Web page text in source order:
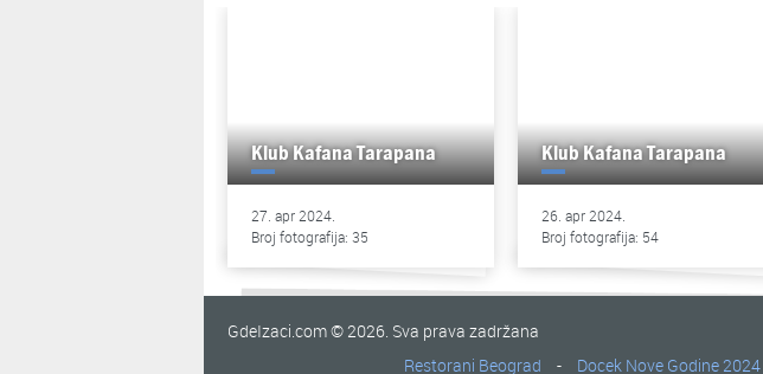
Klub Kafana Tarapana
27. apr 2024.
Broj fotografija: 35
Klub Kafana Tarapana
26. apr 2024.
Broj fotografija: 54
GdeIzaci.com © 2026. Sva prava zadržana
Restorani Beograd
- Docek Nove Godine 2024